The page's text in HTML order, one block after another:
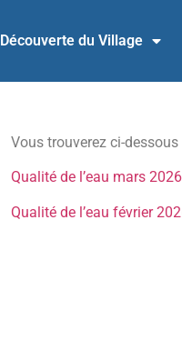
Découverte du Village
Vous trouverez ci-
Qualité de l’eau mars 2026
Qualité de l’eau février